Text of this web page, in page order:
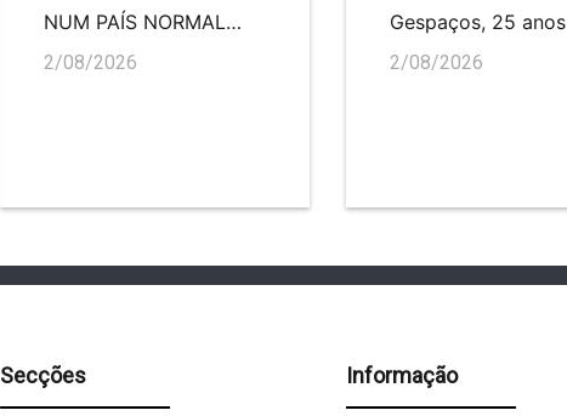
NUM PAÍS NORMAL…
2/08/2026
Gespaços, 25 anos
2/08/2026
Secções Informação